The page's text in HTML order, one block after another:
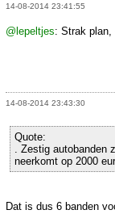
14-08-2014 23:41:55
@lepeltjes: Strak plan,
14-08-2014 23:43:30
Quote:
. Zestig autobanden
neerkomt op 2000
Dat is dus 6 banden